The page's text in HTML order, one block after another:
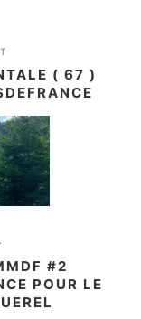
( 67 )
#2
POUR LE